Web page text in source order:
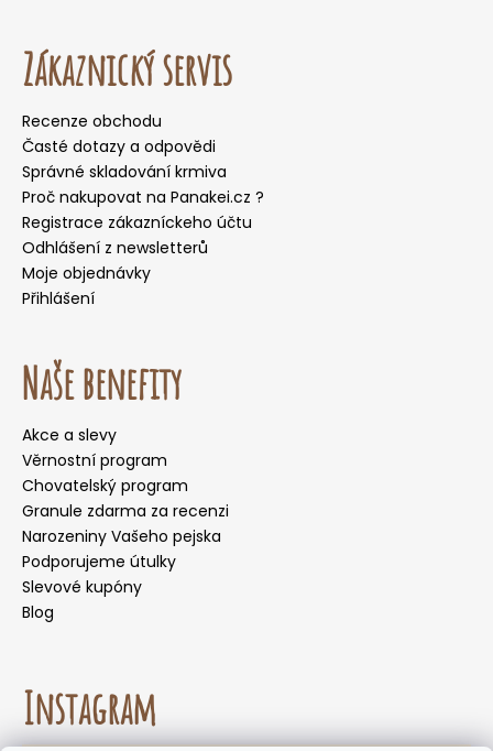
Zákaznický servis
Recenze obchodu
Časté dotazy a odpovědi
Správné skladování krmiva
Proč nakupovat na Panakei.cz ?
Registrace zákazníckeho účtu
Odhlášení z newsletterů
Moje objednávky
Přihlášení
Naše benefity
Akce a slevy
Věrnostní program
Chovatelský program
Granule zdarma za recenzi
Narozeniny Vašeho pejska
Podporujeme útulky
Slevové kupóny
Blog
Instagram